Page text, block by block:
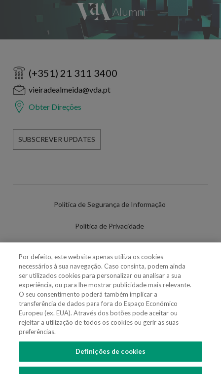
(+351) 21 311 3400
vieiradealmeida@vda.pt
Obter Direções
SUBSCREVER UPDATES
Política de Segurança de Informação
Política de Privacidade
Política de Cookies
Definições de cookies
Uso Fraudulento Nome/Marca
SIGA-NOS
Por defeito, este website apenas utiliza os cookies
necessários à sua navegação. Caso consinta, podem ainda
ser utilizados cookies para personalizar ou analisar a sua
experiência, ou para lhe mostrar publicidade mais relevante.
O seu consentimento poderá também implicar a
transferência de dados para fora do Espaço Económico
Europeu (ex. EUA). Através dos botões pode aceitar ou
rejeitar a utilização de todos os cookies ou gerir as suas
preferências.
Definições de cookies